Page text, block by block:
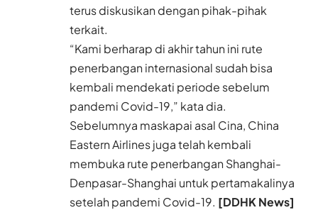
terus diskusikan dengan pihak-pihak
terkait.
“Kami berharap di akhir tahun ini rute
penerbangan internasional sudah bisa
kembali mendekati periode sebelum
pandemi Covid-19,” kata dia.
Sebelumnya maskapai asal Cina, China
Eastern Airlines juga telah kembali
membuka rute penerbangan Shanghai-
Denpasar-Shanghai untuk pertamakalinya
setelah pandemi Covid-19. [DDHK News]